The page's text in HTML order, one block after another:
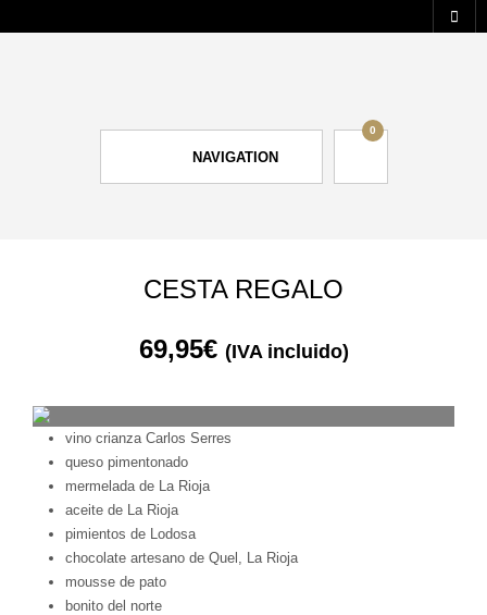
NAVIGATION
0
CESTA REGALO
69,95€ (IVA incluido)
vino crianza Carlos Serres
queso pimentonado
mermelada de La Rioja
aceite de La Rioja
pimientos de Lodosa
chocolate artesano de Quel, La Rioja
mousse de pato
bonito del norte